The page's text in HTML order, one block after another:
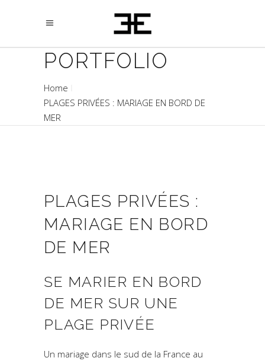
PORTFOLIO
Home
PLAGES PRIVÉES : MARIAGE EN BORD DE
MER
PLAGES PRIVÉES :
MARIAGE EN BORD
DE MER
SE MARIER EN BORD
DE MER SUR UNE
PLAGE PRIVÉE
Un mariage dans le sud de la France au